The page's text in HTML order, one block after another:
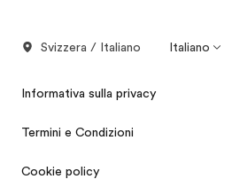
Svizzera / Italiano Italiano
Informativa sulla privacy
Termini e Condizioni
Cookie policy